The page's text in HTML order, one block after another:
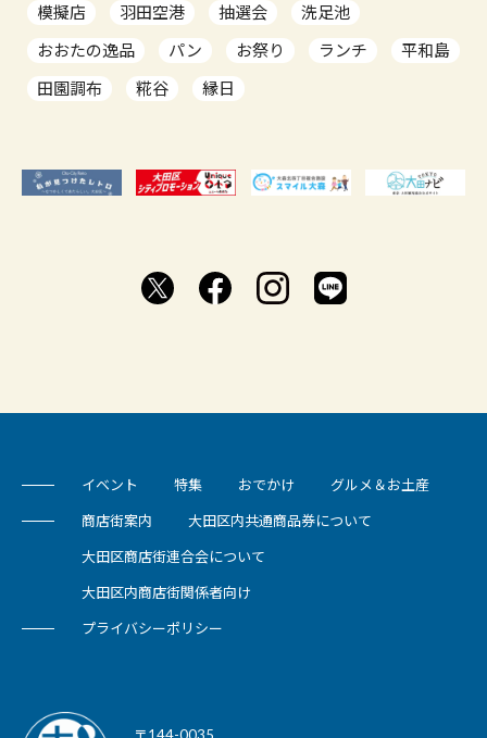
模擬店
羽田空港 抽選会
洗足池
おおたの逸品
パン お祭り ランチ
平和島
田園調布
糀谷 縁日
イベント 特集 おでかけ グルメ＆お土産
商店街案内 大田区内共通商品券について
大田区商店街連合会について
大田区内商店街関係者向け
プライバシーポリシー